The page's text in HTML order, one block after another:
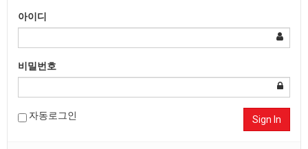
아이디
비밀번호
자동로그인 Sign In